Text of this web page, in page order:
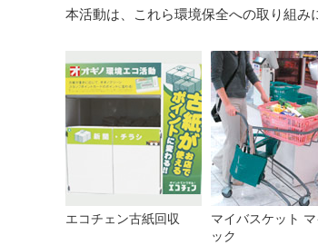
本活動は、これら環境保全への取り組み
エコチェン古紙回収
マイバスケット
ック